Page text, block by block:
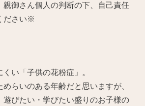
親御さん個人の判断の下、自己責任
ださい※
い「子供の花粉症」。
らいのある年齢だと思いますが、
遊びたい・学びたい盛りのお子様の